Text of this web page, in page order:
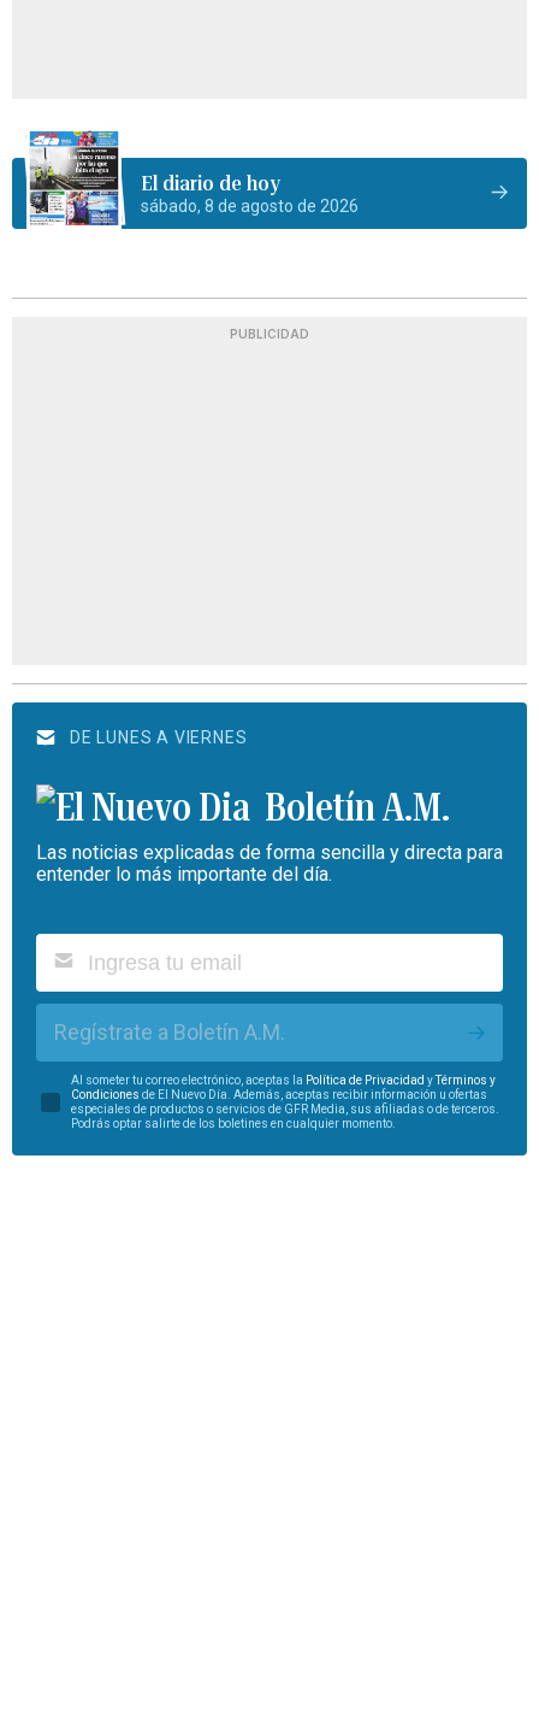
El diario de hoy
sábado, 8 de agosto de 2026
PUBLICIDAD
DE LUNES A VIERNES
Boletín A.M.
Las noticias explicadas de forma sencilla y directa para
entender lo más importante del día.
Regístrate a Boletín A.M.
Al someter tu correo electrónico, aceptas la Política de Privacidad yTérminos y
Condiciones de El Nuevo Día. Además, aceptas recibir información u ofertas
especiales de productos o servicios de GFR Media, sus afiliadas o de terceros.
Podrás optar salirte de los boletines en cualquier momento.